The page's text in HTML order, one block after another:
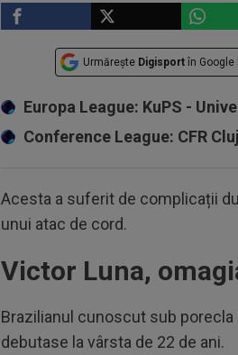
Urmărește Digisport în Google
Europa League: KuPS -
Conference League: CFR
Acesta a suferit de complicații
unui atac de cord.
Victor Luna,
Brazilianul cunoscut sub
debutase la vârsta de 22 de ani.